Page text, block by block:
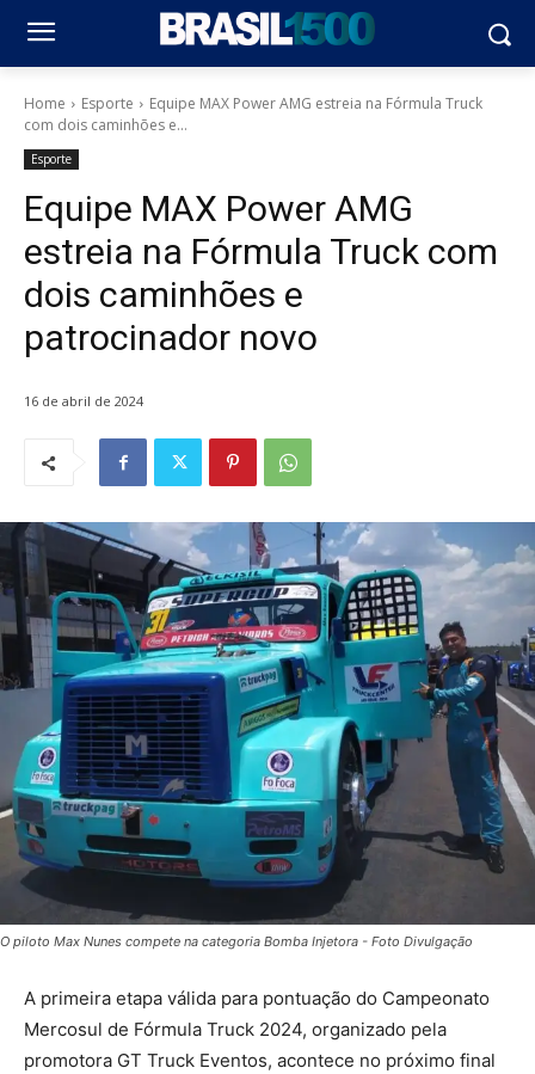
Home Esporte
Equipe MAX Power AMG estreia na Fórmula Truck
com dois caminhões e...
Esporte
Equipe MAX Power AMG
estreia na Fórmula Truck com
dois caminhões e
patrocinador novo
16 de abril de 2024
O piloto Max Nunes compete na categoria Bomba Injetora - Foto Divulgação
A primeira etapa válida para pontuação do Campeonato
Mercosul de Fórmula Truck 2024, organizado pela
promotora GT Truck Eventos, acontece no próximo final